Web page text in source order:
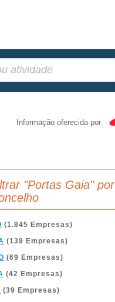
Informação oferecida por
"Portas Gaia" por
(1.845 Empresas)
(139 Empresas)
(69 Empresas)
(42 Empresas)
(39 Empresas)